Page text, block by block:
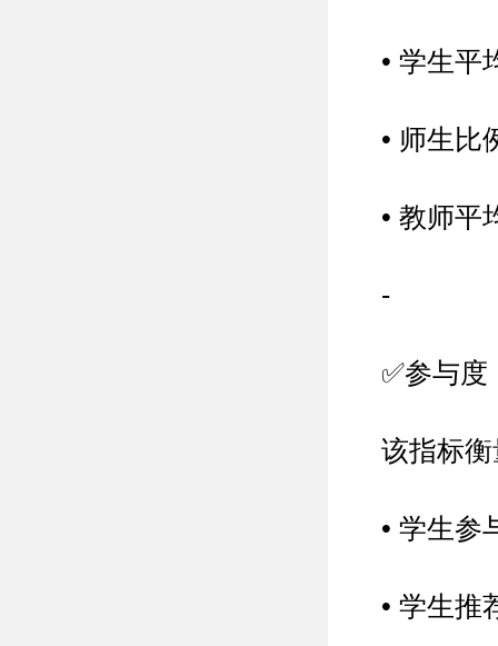
• 学生平
• 师生比
• 教师平
-
✅参与
该指标
• 学生参
• 学生推